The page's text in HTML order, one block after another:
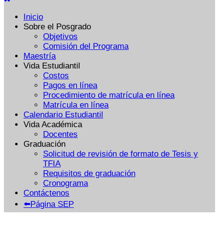
Inicio
Sobre el Posgrado
Objetivos
Comisión del Programa
Maestría
Vida Estudiantil
Costos
Pagos en línea
Procedimiento de matrícula en línea
Matrícula en línea
Calendario Estudiantil
Vida Académica
Docentes
Graduación
Solicitud de revisión de formato de Tesis y
TFIA
Requisitos de graduación
Cronograma
Contáctenos
⬅️Página SEP